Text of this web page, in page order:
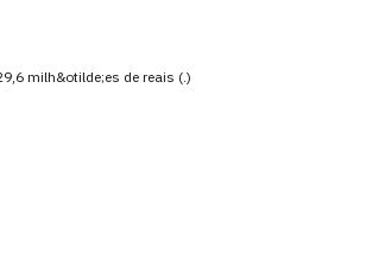
milh&otilde;es de reais (.)